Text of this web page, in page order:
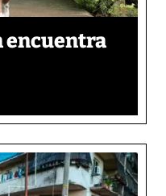
encuentra